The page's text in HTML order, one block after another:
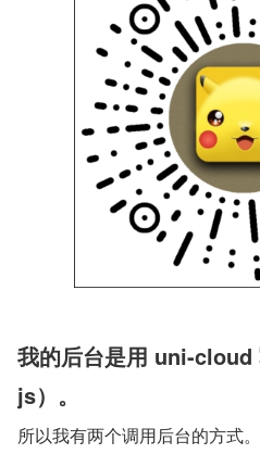
我的后台是用 uni-cloud
js）。
所以我有两个调用后台的方式。